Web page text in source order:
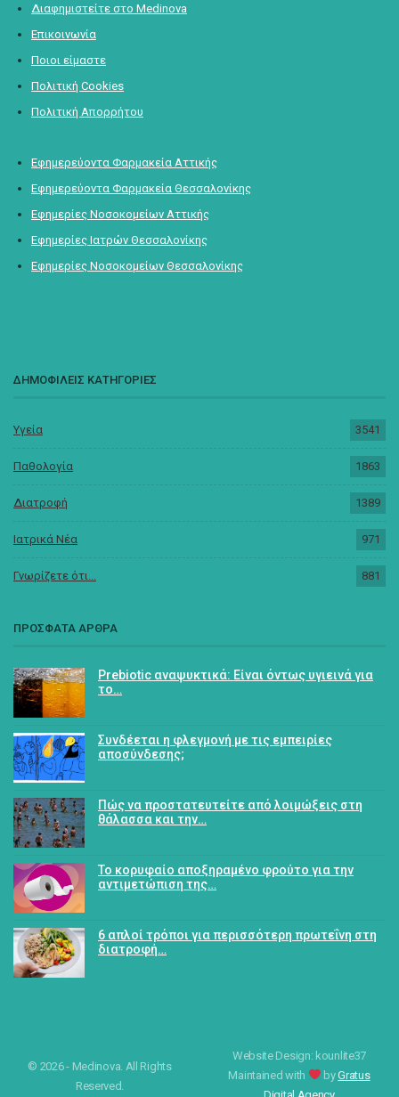
Διαφημιστείτε στο Medinova
Επικοινωνία
Ποιοι είμαστε
Πολιτική Cookies
Πολιτική Απορρήτου
Εφημερεύοντα Φαρμακεία Αττικής
Εφημερεύοντα Φαρμακεία Θεσσαλονίκης
Εφημερίες Νοσοκομείων Αττικής
Εφημερίες Ιατρών Θεσσαλονίκης
Εφημερίες Νοσοκομείων Θεσσαλονίκης
ΔΗΜΟΦΙΛΕΙΣ ΚΑΤΗΓΟΡΙΕΣ
Υγεία 3541
Παθολογία 1863
Διατροφή 1389
Ιατρικά Νέα 971
Γνωρίζετε ότι... 881
ΠΡΟΣΦΑΤΑ ΑΡΘΡΑ
Prebiotic αναψυκτικά: Είναι όντως υγιεινά για
το…
Συνδέεται η φλεγμονή με τις εμπειρίες
αποσύνδεσης;
Πώς να προστατευτείτε από λοιμώξεις στη
θάλασσα και την…
Το κορυφαίο αποξηραμένο φρούτο για την
αντιμετώπιση της…
6 απλοί τρόποι για περισσότερη πρωτεΐνη στη
διατροφή…
© 2026 - Medinova. All Rights
Reserved.
Website Design: kounlite37
Maintained with
byGratus